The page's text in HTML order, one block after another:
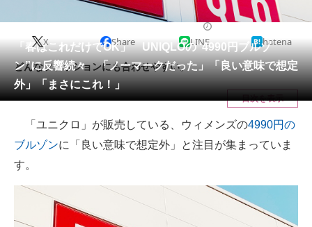
リサーチ
会員記事
メディア
注目記事を集めた総合ページ
ITの今と未来を見通す
進化するPCとデバイスの未来
好きが集まる 比べて選べる
「春はこれだけでOK」 UNIQLOの“4990円ブルゾ
ン”に反響続々 「ノーマークだった」「良い意味で想定
外」「まさにこれ！」
X Share LINE hatena
どんなファッションにも合わせやすい。
目次を表示
「ユニクロ」が販売している、ウィメンズの4990円の
ブルゾンに「良い意味で想定外」と注目が集まっていま
す。